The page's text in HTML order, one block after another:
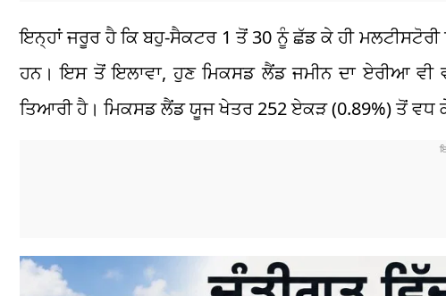
ਇਨ੍ਹਾਂ ਜਰੂਰ ਹੈ ਕਿ ਬਹੁ-ਸੈਕਟਰ 1 ਤੋਂ 30 ਨੂੰ ਛੱਡ ਕੇ ਹੀ
ਹਨ। ਇਸ ਤੋਂ ਇਲਾਵਾ, ਹੁਣ ਮਿਕਸਡ ਲੈਂਡ ਜਮੀਨ ਦਾ ਏਰੀਆ ਵੀ
ਤਿਆਰੀ ਹੈ। ਮਿਕਸਡ ਲੈਂਡ ਯੂਜ ਖੇਤਰ 252 ਏਕੜ (0.89%) ਤੋਂ ਵਧ